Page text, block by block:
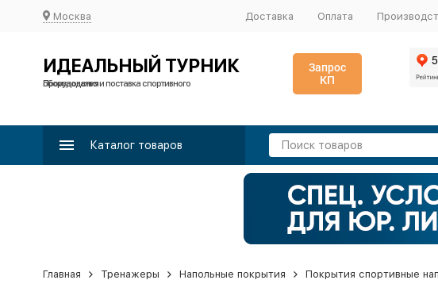
Москва Доставка Оплата
ИДЕАЛЬНЫЙ ТУРНИК
Производство и поставка спортивного оборудования
Запрос
КП
Каталог товаров
Главная Тренажеры Напольные покрытия Покрытия спортивные